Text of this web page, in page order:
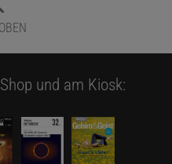
und am Kiosk: